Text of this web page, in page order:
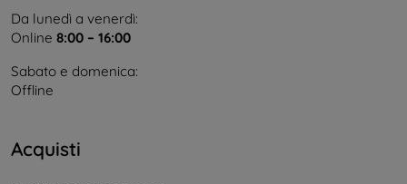
Da lunedì a venerdì:
Online 8:00 – 16:00
Sabato e domenica:
Offline
Acquisti